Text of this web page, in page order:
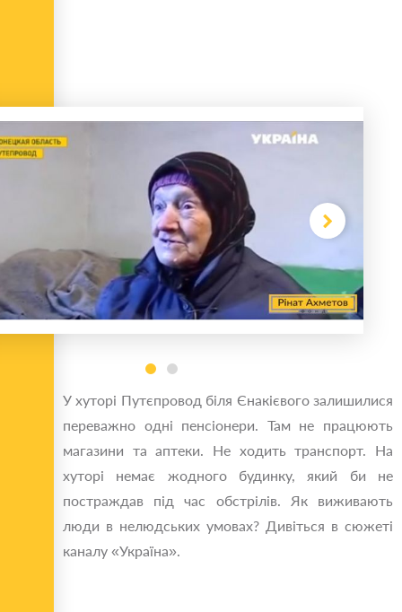
У хуторі Путєпровод біля Єнакієвого залишилися
переважно одні пенсіонери. Там не працюють
магазини та аптеки. Не ходить транспорт. На
хуторі немає жодного будинку, який би не
постраждав під час обстрілів. Як виживають
люди в нелюдських умовах? Дивіться в сюжеті
каналу «Україна».